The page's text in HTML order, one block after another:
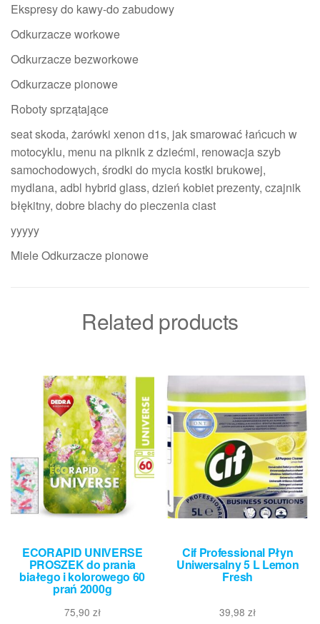
Ekspresy do kawy-do zabudowy
Odkurzacze workowe
Odkurzacze bezworkowe
Odkurzacze pionowe
Roboty sprzątające
seat skoda, żarówki xenon d1s, jak smarować łańcuch w
motocyklu, menu na piknik z dziećmi, renowacja szyb
samochodowych, środki do mycia kostki brukowej,
mydlana, adbl hybrid glass, dzień kobiet prezenty, czajnik
błękitny, dobre blachy do pieczenia ciast
yyyyy
Miele Odkurzacze pionowe
Related products
ECORAPID UNIVERSE
PROSZEK do prania
białego i kolorowego 60
prań 2000g
75,90 zł
Cif Professional Płyn
Uniwersalny 5 L Lemon
Fresh
39,98zł